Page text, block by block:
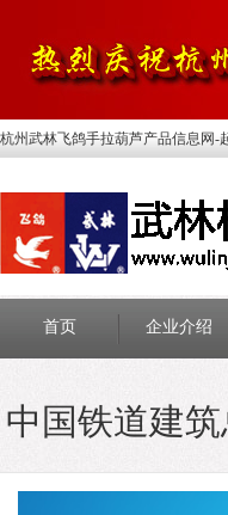
杭州武林飞鸽手拉葫芦产品信息网-
首页 企业介绍
中国铁道建筑